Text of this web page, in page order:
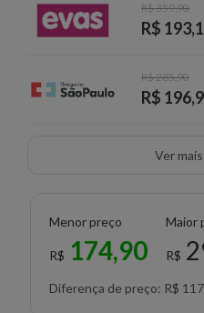
R$ 359,90
R$
R$ 285,90
R$
Menor preço
R$ 174,90
Maior
R$
Diferença de preço: R$